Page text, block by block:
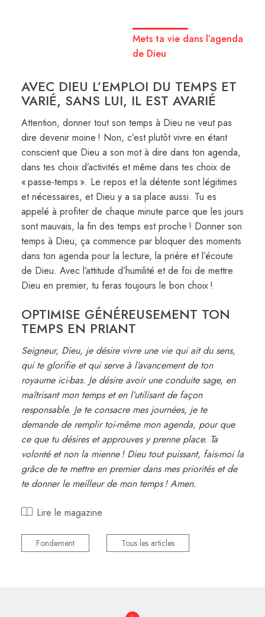
Mets ta vie dans l’agenda
de Dieu
AVEC DIEU L’EMPLOI DU TEMPS ET
VARIÉ, SANS LUI, IL EST AVARIÉ
Attention, donner tout son temps à Dieu ne veut pas
dire devenir moine ! Non, c’est plutôt vivre en étant
conscient que Dieu a son mot à dire dans ton agenda,
dans tes choix d’activités et même dans tes choix de
« passe-temps ». Le repos et la détente sont légitimes
et nécessaires, et Dieu y a sa place aussi. Tu es
appelé à profiter de chaque minute parce que les jours
sont mauvais, la fin des temps est proche ! Donner son
temps à Dieu, ça commence par bloquer des moments
dans ton agenda pour la lecture, la prière et l’écoute
de Dieu. Avec l’attitude d’humilité et de foi de mettre
Dieu en premier, tu feras toujours le bon choix !
OPTIMISE GÉNÉREUSEMENT TON
TEMPS EN PRIANT
Seigneur, Dieu, je désire vivre une vie qui ait du sens,
qui te glorifie et qui serve à l’avancement de ton
royaume ici-bas. Je désire avoir une conduite sage, en
maîtrisant mon temps et en l’utilisant de façon
responsable. Je te consacre mes journées, je te
demande de remplir toi-même mon agenda, pour que
ce que tu désires et approuves y prenne place. Ta
volonté et non la mienne ! Dieu tout puissant, fais-moi la
grâce de te mettre en premier dans mes priorités et de
te donner le meilleur de mon temps ! Amen.
Lire le magazine
Fondement Tous les articles